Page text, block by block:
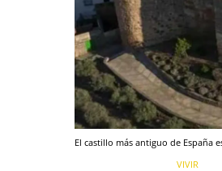
El castillo más antiguo de España
VIVIR